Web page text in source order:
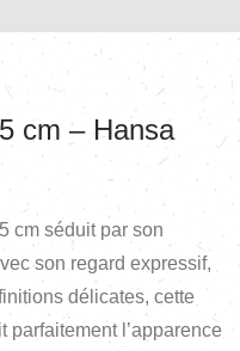
cm – Hansa
cm séduit par son
son regard expressif,
délicates, cette
parfaitement l’apparence